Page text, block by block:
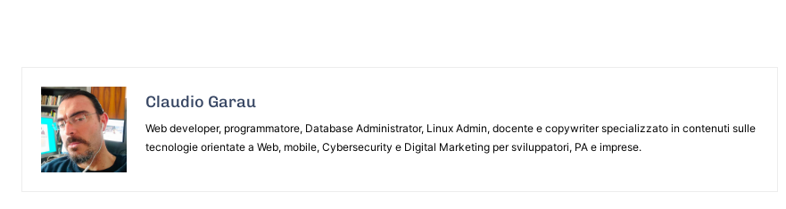
Claudio Garau
Web developer, programmatore, Database Administrator, Linux Admin, docente e copywriter specializzato in contenuti sulle
tecnologie orientate a Web, mobile, Cybersecurity e Digital Marketing per sviluppatori, PA e imprese.